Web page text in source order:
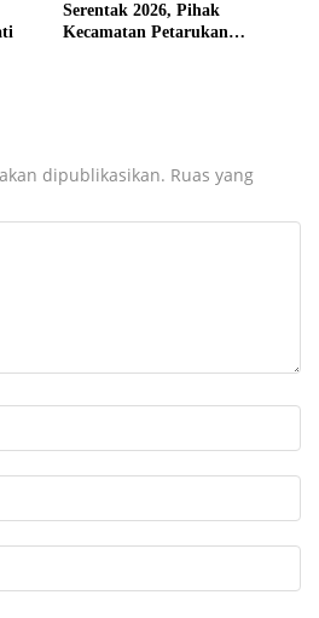
Serentak 2026, Pihak
Kecamatan Petarukan
dipublikasikan. Ruas yang